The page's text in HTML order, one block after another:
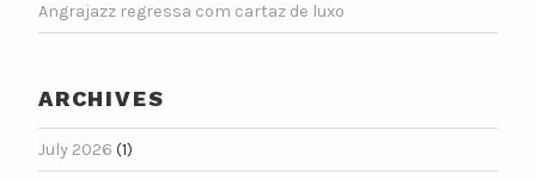
Angrajazz regressa com cartaz de luxo
ARCHIVES
July 2026 (1)